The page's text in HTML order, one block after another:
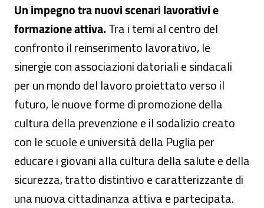
Un impegno tra nuovi scenari lavorativi e
formazione attiva.Tra i temi al centro del
confronto il reinserimento lavorativo, le
sinergie con associazioni datoriali e sindacali
per un mondo del lavoro proiettato verso il
futuro, le nuove forme di promozione della
cultura della prevenzione e il sodalizio creato
con le scuole e università della Puglia per
educare i giovani alla cultura della salute e della
sicurezza, tratto distintivo e caratterizzante di
una nuova cittadinanza attiva e partecipata.